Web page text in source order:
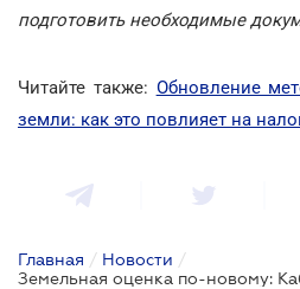
подготовить необходимые
Читайте также: Обновление
земли: как это повлияет на
Главная / Новости /